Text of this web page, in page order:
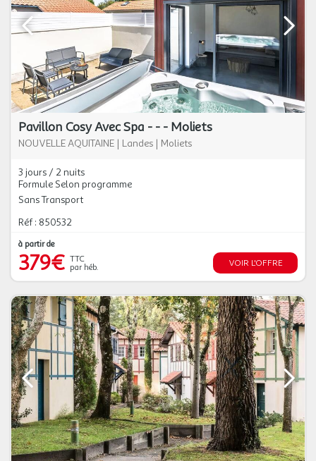
Pavillon Cosy Avec Spa - - - Moliets
NOUVELLE AQUITAINE | Landes | Moliets
3 jours / 2 nuits
Formule Selon programme
Sans Transport
Réf : 850532
à partir de
379€ TTC
par héb.
VOIR L'OFFRE